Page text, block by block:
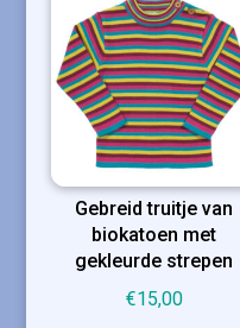
Gebreid truitje van
biokatoen met
gekleurde strepen
€15,00